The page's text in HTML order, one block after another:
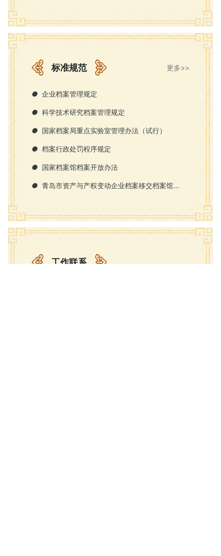
更多>>
标准规范
● 企业档案管理规定
● 科学技术研究档案管理规定
● 国家档案局重点实验室管理办法（试行）
● 档案行政处罚程序规定
● 国家档案馆档案开放办法
● 青岛市资产与产权变动企业档案移交档案馆...
工作联系